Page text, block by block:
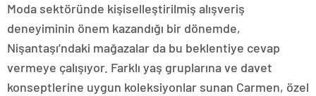
Moda sektöründe kişiselleştirilmiş alışveriş
deneyiminin önem kazandığı bir dönemde,
Nişantaşı’ndaki mağazalar da bu beklentiye cevap
vermeye çalışıyor. Farklı yaş gruplarına ve davet
konseptlerine uygun koleksiyonlar sunan Carmen, özel